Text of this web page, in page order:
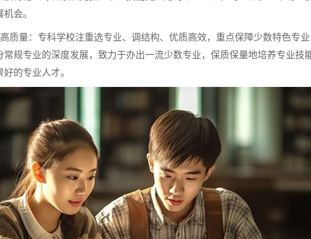
会。
质量：专科学校注重选专业、调结构、优质高效，重点保障少数特色专业
常规专业的深度发展，致力于办出一流少数专业，保质保量地培养专业技
的专业人才。